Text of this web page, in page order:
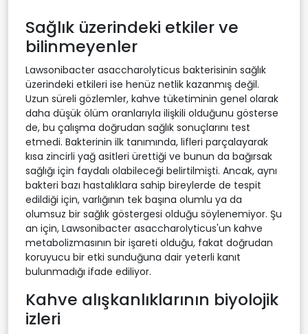
Sağlık üzerindeki etkiler ve
bilinmeyenler
Lawsonibacter asaccharolyticus bakterisinin sağlık
üzerindeki etkileri ise henüz netlik kazanmış değil.
Uzun süreli gözlemler, kahve tüketiminin genel olarak
daha düşük ölüm oranlarıyla ilişkili olduğunu gösterse
de, bu çalışma doğrudan sağlık sonuçlarını test
etmedi. Bakterinin ilk tanımında, lifleri parçalayarak
kısa zincirli yağ asitleri ürettiği ve bunun da bağırsak
sağlığı için faydalı olabileceği belirtilmişti. Ancak, aynı
bakteri bazı hastalıklara sahip bireylerde de tespit
edildiği için, varlığının tek başına olumlu ya da
olumsuz bir sağlık göstergesi olduğu söylenemiyor. Şu
an için, Lawsonibacter asaccharolyticus'un kahve
metabolizmasının bir işareti olduğu, fakat doğrudan
koruyucu bir etki sunduğuna dair yeterli kanıt
bulunmadığı ifade ediliyor.
Kahve alışkanlıklarının biyolojik
izleri